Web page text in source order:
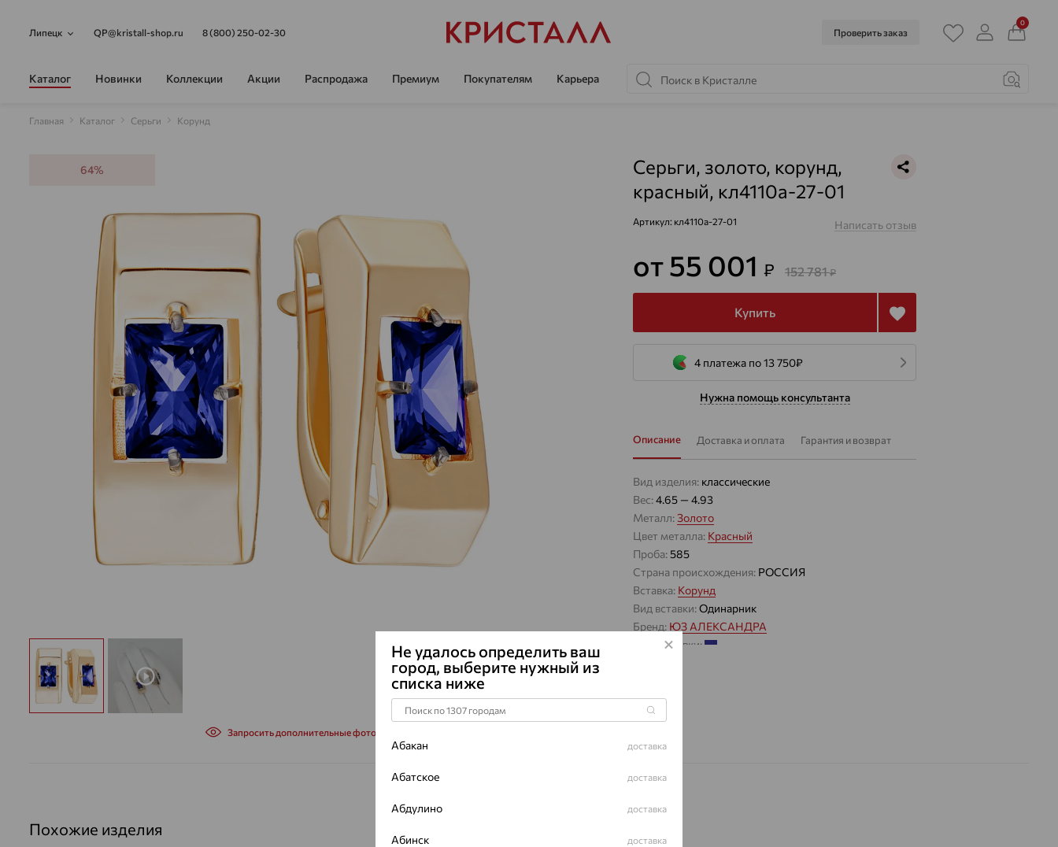
Липецк QP@kristall-shop.ru 8 (800) 250-02-30 Проверить заказ
0
Каталог Новинки Коллекции Акции Распродажа Премиум Покупателям Карьера
Главная Каталог Серьги Корунд
64%
Запросить дополнительные фото
Серьги, золото, корунд,
красный, кл4110а-27-01
Артикул: кл4110а-27-01 Написать отзыв
от 55 001 ₽ 152 781₽
Купить
4 платежа по 13 750₽
Нужна помощь консультанта
Описание Доставка и оплата Гарантия и возврат
Вид изделия: классические
Вес:4.65 — 4.93
Металл:Золото
Цвет металла: Красный
Проба:585
Страна происхождения: РОССИЯ
Вставка: Корунд
Вид вставки:Одинарник
Бренд: ЮЗ АЛЕКСАНДРА
Цвет вставки:
Серьги Вид:
Характеристика вставки:
Похожие изделия
Не удалось определить ваш
город, выберите нужный из
списка ниже
Абакан доставка
Абатское доставка
Абдулино доставка
Абинск доставка